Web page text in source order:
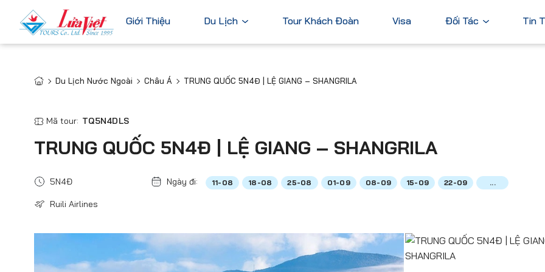
Giới Thiệu Du Lịch
Du Lịch Trong Nước
Tour Cao Cấp
Pháp
Đức
Hà Lan
Hàn Quốc
Dubai
Tour Khách Đoàn Visa Đối Tác Tin
Du Lịch Nước Ngoài Châu Á TRUNG QUỐC 5N4Đ | LỆ GIANG – SHANGRILA
Mã tour: TQ5N4DLS
TRUNG QUỐC 5N4Đ | LỆ GIANG – SHANGRILA
5N4Đ Ngày đi: 11-08 18-08 25-08 01-09 08-09 15-09 22-09 ...
Ruili Airlines